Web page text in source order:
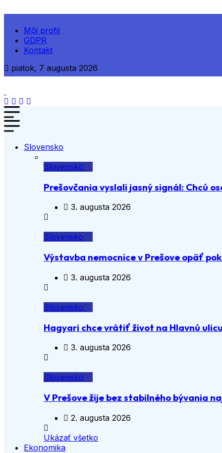
Môj profil
GDPR
Kontakt
piatok, 7 augusta 2026
Slovensko
Slovensko
Prešovčania vyslali jasný signál: Chcú
3. augusta 2026
Slovensko
Výstavba nemocnice v Prešove opäť
3. augusta 2026
Slovensko
Hagyari chce vrátiť život na Hlavnú ulicu
3. augusta 2026
Slovensko
V Prešove žije bez stabilného bývania
2. augusta 2026
Ukázať všetko
Ekonomika